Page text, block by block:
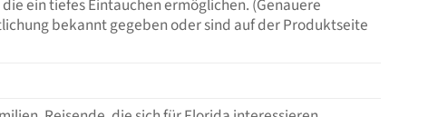
ein tiefes Eintauchen ermöglichen. (Genauere
bekannt gegeben oder sind auf der Produktseite